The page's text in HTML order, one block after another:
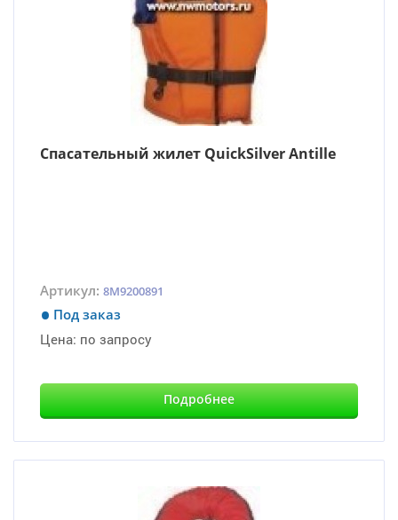
Спасательный жилет QuickSilver Antille
Артикул: 8M9200891
Под заказ
Цена: по запросу
Подробнее